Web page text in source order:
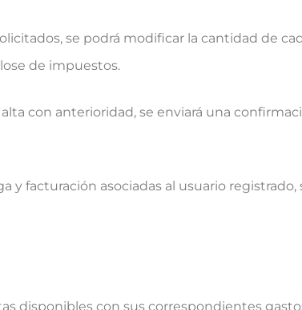
se podrá modificar la cantidad de
de impuestos.
con anterioridad, se enviará una
y facturación asociadas al usuario registrado,
disponibles con sus correspondientes